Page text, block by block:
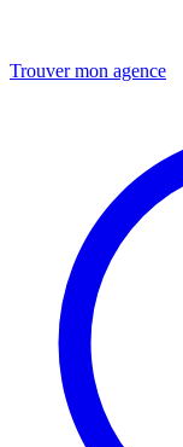
Trouver mon agence